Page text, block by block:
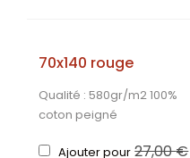
70x140 rouge
Qualité : 580gr/m2 100%
coton peigné
Ajouter pour 27,00€